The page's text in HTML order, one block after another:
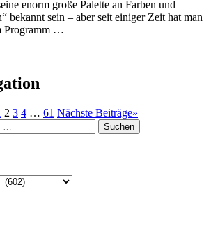
enorm große Palette an Farben und
bekannt sein – aber seit einiger Zeit hat man
Programm …
2 3 4 … 61 Nächste Beiträge»
Suchen